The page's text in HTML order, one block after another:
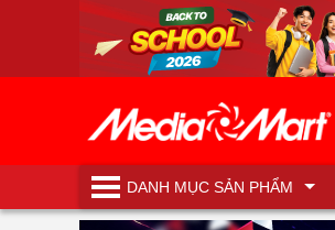
DANH MỤCSẢN PHẨM